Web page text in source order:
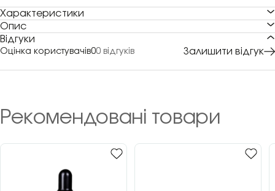
Характеристики
Опис
Відгуки
Оцінка користувачів00 відгуків Залишити відгук
Рекомендовані товари